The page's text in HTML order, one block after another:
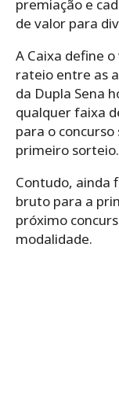
premiação e
de valor para
A Caixa define
rateio entre as
da Dupla Sena
qualquer faixa
para o
primeiro sorteio.
Contudo, ainda
bruto para a
próximo
modalidade.